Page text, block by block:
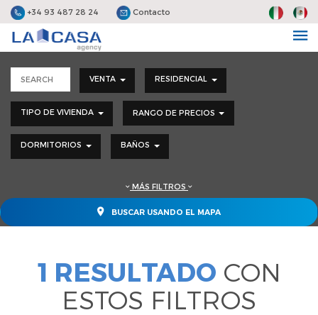
+34 93 487 28 24 Contacto
VENTA RESIDENCIAL
TIPO DE VIVIENDA RANGO DE PRECIOS
DORMITORIOS BAÑOS
MÁS FILTROS
BUSCAR USANDO EL MAPA
1 RESULTADO CON
ESTOS FILTROS